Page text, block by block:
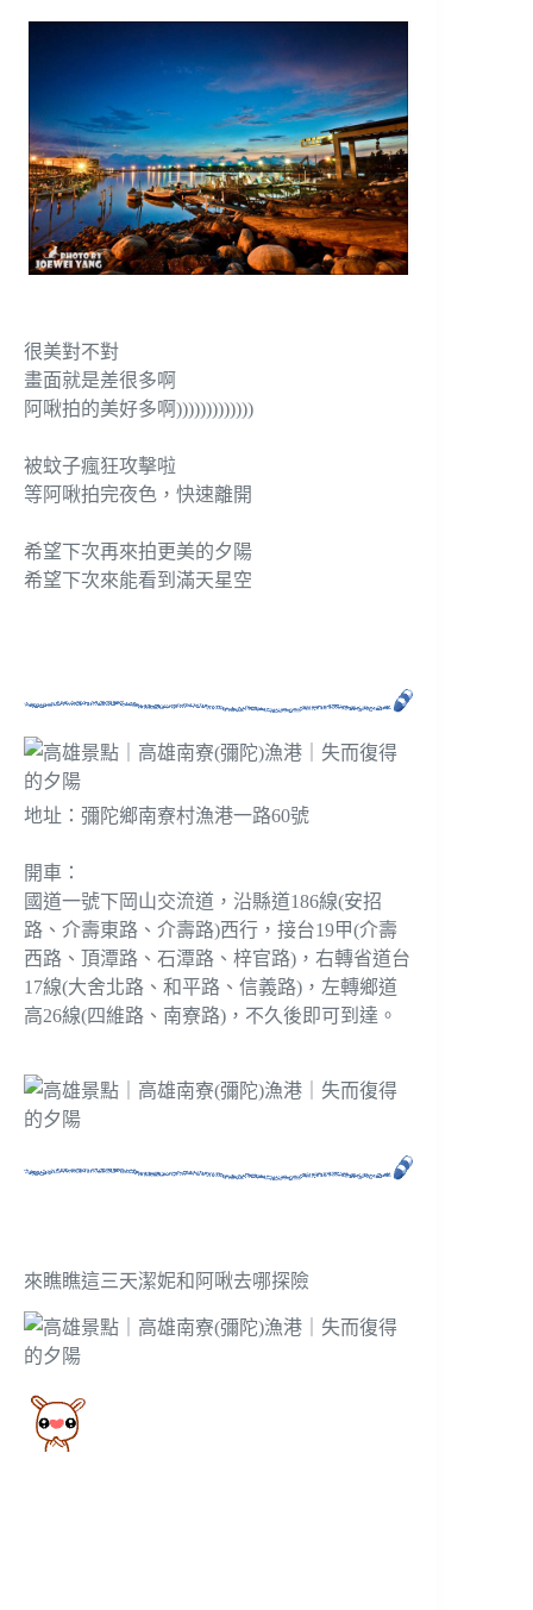
很美對不對
畫面就是差很多啊
阿啾拍的美好多啊)))))))))))))
被蚊子瘋狂攻擊啦
等阿啾拍完夜色，快速離開
希望下次再來拍更美的夕陽
希望下次來能看到滿天星空
地址：彌陀鄉南寮村漁港一路60號
開車：
國道一號下岡山交流道，沿縣道186線(安招
路、介壽東路、介壽路)西行，接台19甲(介壽
西路、頂潭路、石潭路、梓官路)，右轉省道台
17線(大舍北路、和平路、信義路)，左轉鄉道
高26線(四維路、南寮路)，不久後即可到達。
來瞧瞧這三天潔妮和阿啾去哪探險